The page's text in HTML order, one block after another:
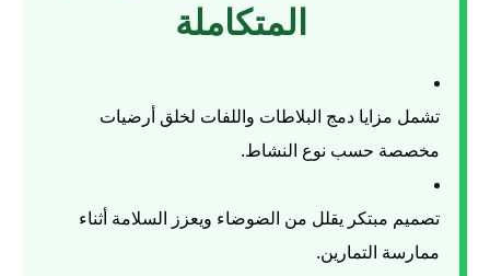
المتكاملة
تشمل مزايا دمج البلاطات واللفات لخلق أرضيات
مخصصة حسب نوع النشاط.
تصميم مبتكر يقلل من الضوضاء ويعزز السلامة أثناء
ممارسة التمارين.